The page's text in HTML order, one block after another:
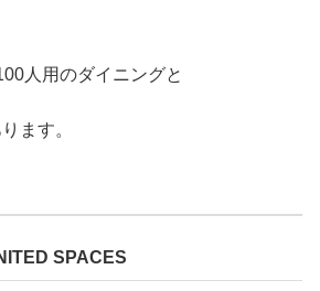
人用のダイニングと
ます。
SPACES